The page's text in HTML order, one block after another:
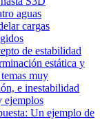
aguas
cargas
de estabilidad
estática y
muy
e inestabilidad
ejemplos
Un ejemplo de